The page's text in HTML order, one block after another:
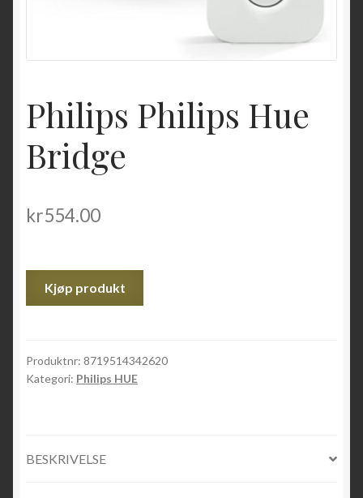
Philips Philips Hue
Bridge
kr554.00
Kjøp produkt
Produktnr: 8719514342620
Kategori: Philips HUE
BESKRIVELSE